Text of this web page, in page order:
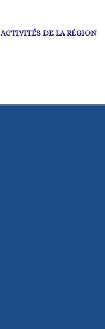
ACTIVITÉS DE LA RÉGION